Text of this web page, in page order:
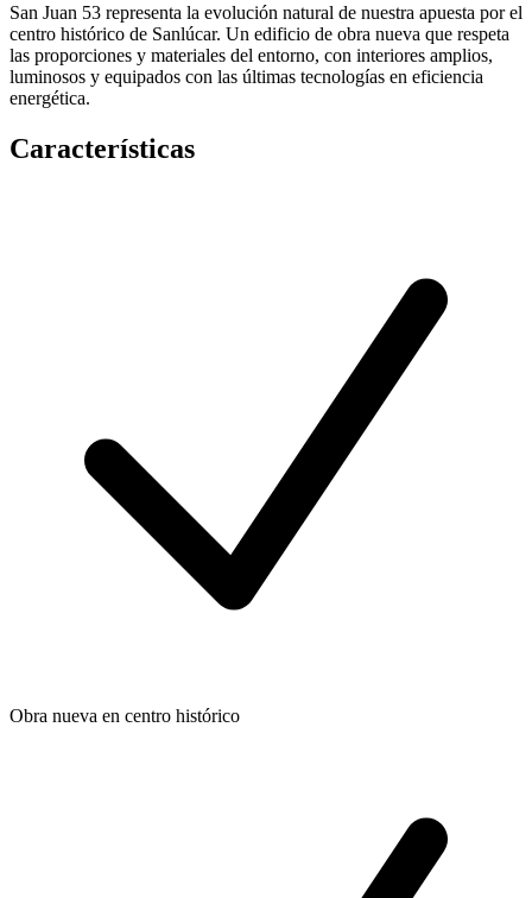
San Juan 53 representa la evolución natural de nuestra apuesta por el
centro histórico de Sanlúcar. Un edificio de obra nueva que respeta
las proporciones y materiales del entorno, con interiores amplios,
luminosos y equipados con las últimas tecnologías en eficiencia
energética.
Características
Obra nueva en centro histórico